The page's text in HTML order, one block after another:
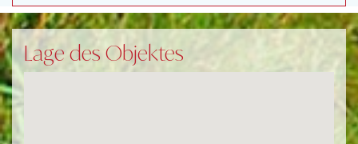
Lage des Objektes